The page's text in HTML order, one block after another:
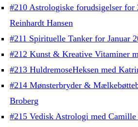
#210 Astrologiske forudsigelser for
Reinhardt Hansen
#211 Spirituelle Tanker for Januar
#212 Kunst & Kreative Vitaminer
#213 HuldremoseHeksen med
#214 Mønsterbryder &
Broberg
#215 Vedisk Astrologi med